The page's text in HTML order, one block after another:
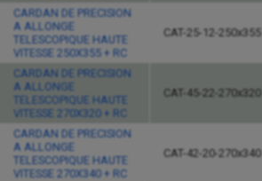
CARDAN DE PRECISION
A ALLONGE
TELESCOPIQUE HAUTE
VITESSE 250X355 + RC
CAT-25-12-250x355
CARDAN DE PRECISION
A ALLONGE
TELESCOPIQUE HAUTE
VITESSE 270X320 + RC
CAT-45-22-270x320
CARDAN DE PRECISION
A ALLONGE
TELESCOPIQUE HAUTE
VITESSE 270X340 + RC
CAT-42-20-270x340